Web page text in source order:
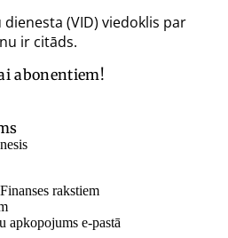
(VID) viedoklis par
ir citāds.
abonentiem!
rakstiem
apkopojums e-pastā